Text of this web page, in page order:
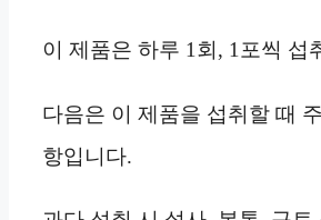
이 제품은 하루 1회, 1포씩 섭
다음은 이 제품을 섭취할 때
항입니다.